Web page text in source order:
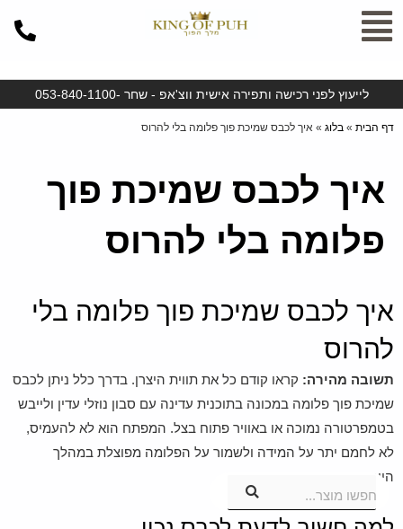
חפשו מוצר...
דילוג
לתוכן
לייעוץ לפני רכישה ותפירה אישית ווצ'אפ - שחר -053-840-1100
דף הבית » בלוג » איך לכבס שמיכת פוך פלומה בלי להרוס
איך לכבס שמיכת פוך
פלומה בלי להרוס
איך לכבס שמיכת פוך פלומה בלי
להרוס
תשובה מהירה: קראו קודם כל את תווית היצרן. בדרך כלל ניתן לכבס
שמיכת פוך פלומה במכונה בתוכנית עדינה עם סבון נוזלי עדין ולייבש
בטמפרטורה נמוכה או באוויר פתוח בצל. המפתח הוא לא להעמיס,
לא לחמם יתר על המידה ולשמור על הפלומה מפוצלת במהלך
הייבוש.